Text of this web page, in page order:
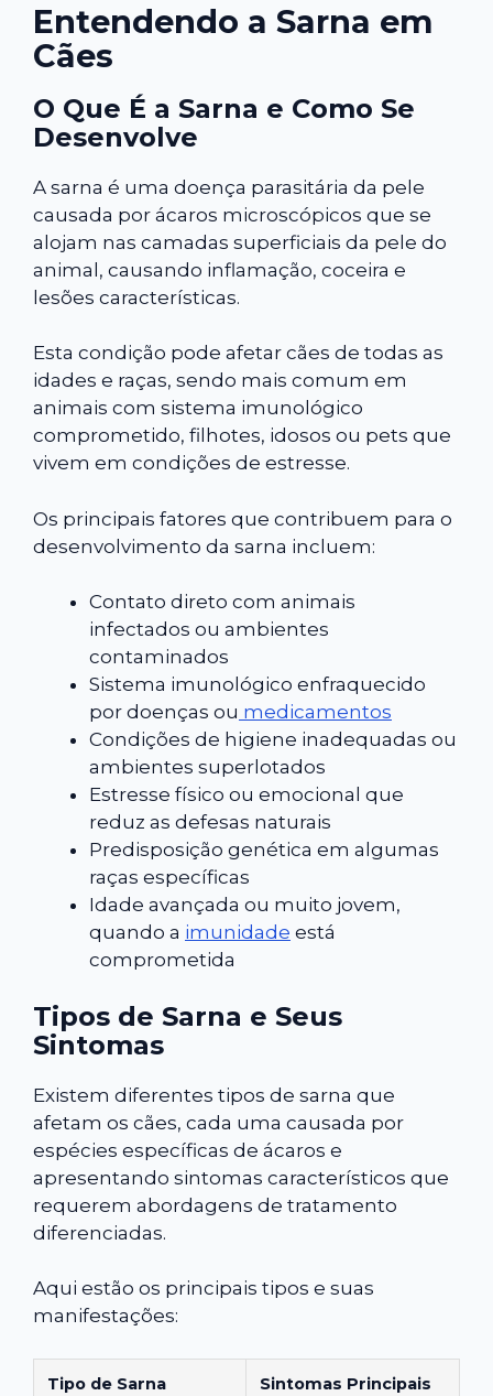
Entendendo a Sarna em
Cães
O Que É a Sarna e Como Se
Desenvolve
A sarna é uma doença parasitária da pele
causada por ácaros microscópicos que se
alojam nas camadas superficiais da pele do
animal, causando inflamação, coceira e
lesões características.
Esta condição pode afetar cães de todas as
idades e raças, sendo mais comum em
animais com sistema imunológico
comprometido, filhotes, idosos ou pets que
vivem em condições de estresse.
Os principais fatores que contribuem para o
desenvolvimento da sarna incluem:
Contato direto com animais
infectados ou ambientes
contaminados
Sistema imunológico enfraquecido
por doenças ou medicamentos
Condições de higiene inadequadas ou
ambientes superlotados
Estresse físico ou emocional que
reduz as defesas naturais
Predisposição genética em algumas
raças específicas
Idade avançada ou muito jovem,
quando a imunidade está
comprometida
Tipos de Sarna e Seus
Sintomas
Existem diferentes tipos de sarna que
afetam os cães, cada uma causada por
espécies específicas de ácaros e
apresentando sintomas característicos que
requerem abordagens de tratamento
diferenciadas.
Aqui estão os principais tipos e suas
manifestações:
Tipo de Sarna Sintomas Principais